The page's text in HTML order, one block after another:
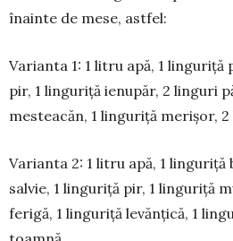
înainte de mese, astfel:
Varianta 1: 1 litru apă, 1 linguriță
pir, 1 linguriță ienupăr, 2 linguri
mesteacăn, 1 linguriță merișor,
Varianta 2: 1 litru apă, 1
salvie, 1 linguriță pir, 1 linguriță
ferigă, 1 linguriță levănțică, 1